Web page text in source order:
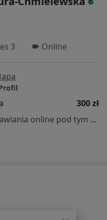
3 Online
300 zł
Specjalista nie oferuje umawiania online pod tym adresem.